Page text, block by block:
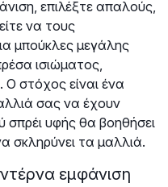
επιλέξτε απαλούς,
να τους
μπούκλες μεγάλης
ισιώματος,
στόχος είναι ένα
σας να έχουν
υφής θα βοηθήσει
σκληρύνει τα μαλλιά.
εμφάνιση